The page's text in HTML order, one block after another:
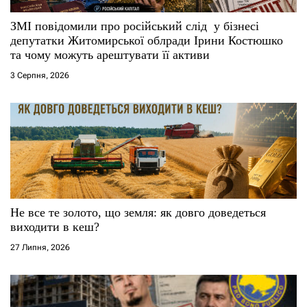
ЗМІ повідомили про російський слід у бізнесі
депутатки Житомирської облради Ірини Костюшко
та чому можуть арештувати її активи
3 Серпня, 2026
Не все те золото, що земля: як довго доведеться
виходити в кеш?
27 Липня, 2026